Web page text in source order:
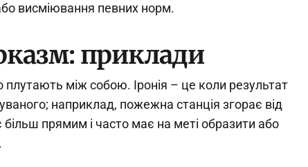
висміювання певних норм.
приклади
плутають між собою. Іронія – це коли результат
наприклад, пожежна станція згорає від
прямим і часто має на меті образити або